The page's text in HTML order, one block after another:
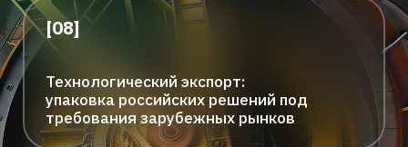
93
1200 Офлайн и онлайн
участников